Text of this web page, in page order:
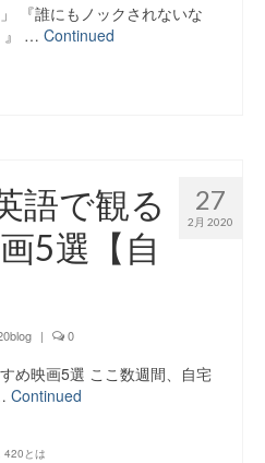
『誰にもノックされないな
』 … Continued
27
2月 2020
語で観る
5選【自
| 0
め映画5選 ここ数週間、自宅
Continued
420とは